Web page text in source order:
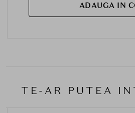
ADAUGA IN
TE-AR PUTEA